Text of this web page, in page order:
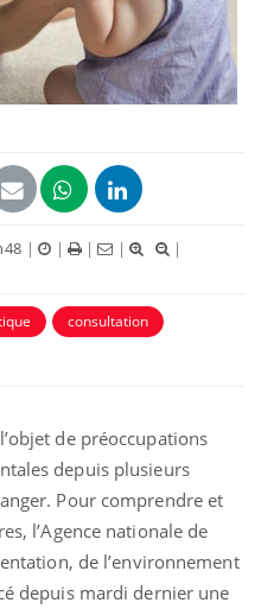
| | | |
|
consultation
de préoccupations
depuis plusieurs
Pour comprendre et
l’Agence nationale de
de l’environnement
depuis mardi dernier une